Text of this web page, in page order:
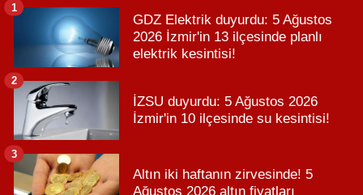
GDZ Elektrik duyurdu: 5 Ağustos
2026 İzmir'in 13 ilçesinde planlı
elektrik kesintisi!
1
İZSU duyurdu: 5 Ağustos 2026
İzmir'in 10 ilçesinde su kesintisi!
2
Altın iki haftanın zirvesinde! 5
Ağustos 2026 altın fiyatları
3